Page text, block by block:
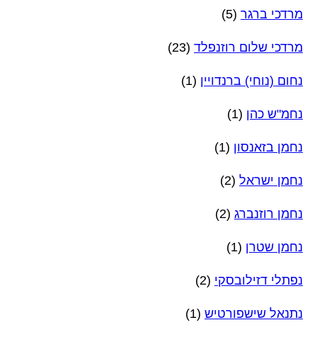
מרדכי ברגר (5)
מרדכי שלום רוזנפלד (23)
נחום (נוחי) ברנדויין (1)
נחמ"ש כהן (1)
נחמן בזאנסון (1)
נחמן ישראל (2)
נחמן רוזנברג (2)
נחמן שטרן (1)
נפתלי דזילובסקי (2)
נתנאל שישפורטיש (1)